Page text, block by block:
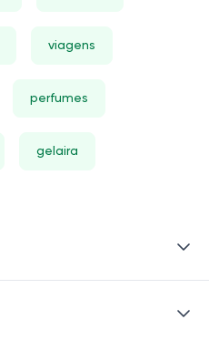
viagens
perfumes
gelaira